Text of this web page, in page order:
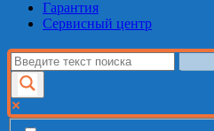
Гарантия
Сервисный центр